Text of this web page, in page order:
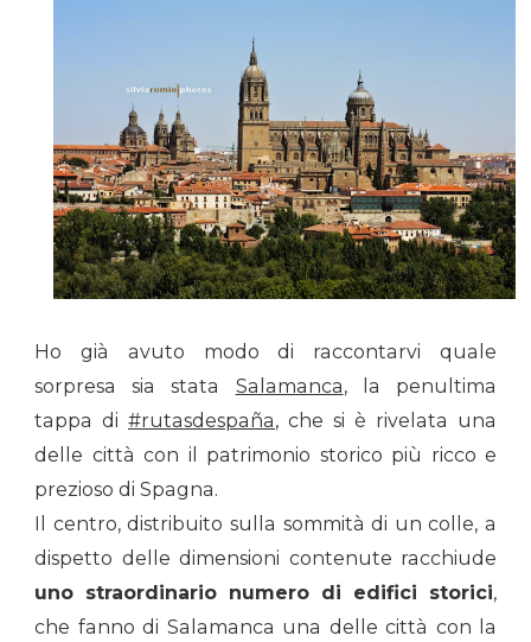
Ho già avuto modo di raccontarvi quale
sorpresa sia stata Salamanca, la penultima
tappa di #rutasdespaña, che si è rivelata una
delle città con il patrimonio storico più ricco e
prezioso di Spagna.
Il centro, distribuito sulla sommità di un colle, a
dispetto delle dimensioni contenute racchiude
uno straordinario numero di edifici storici,
che fanno di Salamanca una delle città con la